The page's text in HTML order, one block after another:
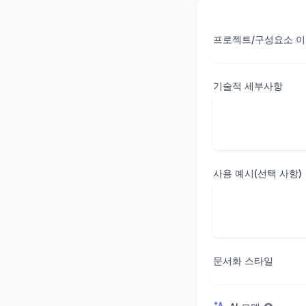
프로젝트/구성요소
기술적 세부사항
사용 예시(선택 사항)
문서화 스타일